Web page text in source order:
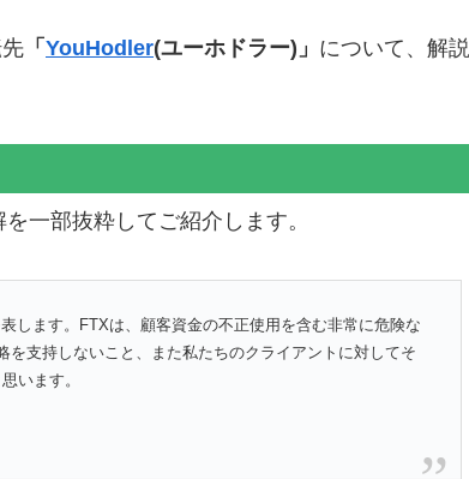
「 YouHodler(ユーホドラー)」 について、解説
一部抜粋してご紹介します。
します。FTXは、顧客資金の不正使用を含む非常に危険な
支持しないこと、また私たちのクライアントに対してそ
います。